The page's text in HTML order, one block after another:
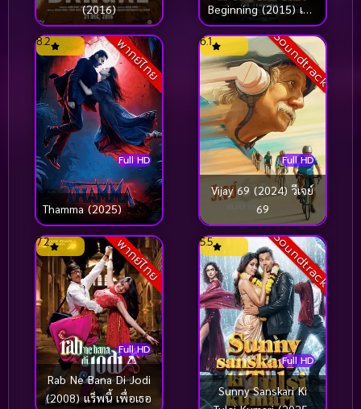
Underdog (14)
Vampire (1)
Vampire (แวมไพร์)(20)
Viu
War สงคราม (43)
War สงคราม (239)
War หนังสงคราม(3)
Webtoon (1)
Western (39)
WeTV (7)
wildlife (3)
(2016)
Beginning (2015) เปิด
ตำนานบาฮูบาลี
พากย์ไทย
Full HD
8.2
Thamma (2025)
Soundtrack
Full HD
6.1
Vijay 69 (2024) วีเจย์
69
พากย์ไทย
Full HD
7.2
Rab Ne Bana Di Jodi
(2008) แร็พนี้ เพื่อเธอ
Soundtrack
Full HD
5.5
Sunny Sanskari Ki